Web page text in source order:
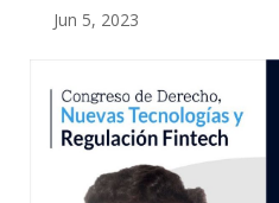
Jun 5, 2023